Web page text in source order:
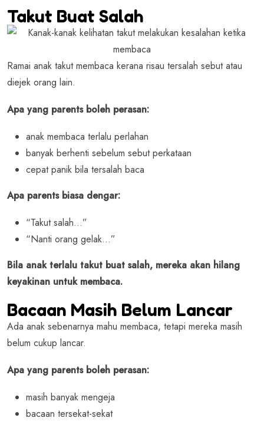
Takut Buat Salah
Ramai anak takut membaca kerana risau tersalah sebut atau
diejek orang lain.
Apa yang parents boleh perasan:
anak membaca terlalu perlahan
banyak berhenti sebelum sebut perkataan
cepat panik bila tersalah baca
Apa parents biasa dengar:
“Takut salah…”
“Nanti orang gelak…”
Bila anak terlalu takut buat salah, mereka akan hilang
keyakinan untuk membaca.
Bacaan Masih Belum Lancar
Ada anak sebenarnya mahu membaca, tetapi mereka masih
belum cukup lancar.
Apa yang parents boleh perasan:
masih banyak mengeja
bacaan tersekat-sekat